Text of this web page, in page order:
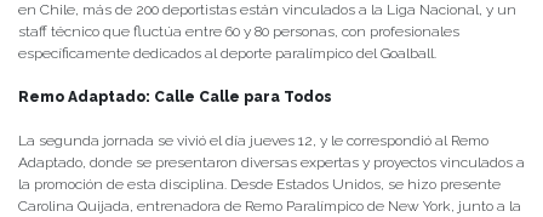
en Chile, más de 200 deportistas están vinculados a la Liga Nacional, y un
staff técnico que fluctúa entre 60 y 80 personas, con profesionales
específicamente dedicados al deporte paralímpico del Goalball.
Remo Adaptado: Calle Calle para Todos
La segunda jornada se vivió el día jueves 12, y le correspondió al Remo
Adaptado, donde se presentaron diversas expertas y proyectos vinculados a
la promoción de esta disciplina. Desde Estados Unidos, se hizo presente
Carolina Quijada, entrenadora de Remo Paralímpico de New York, junto a la